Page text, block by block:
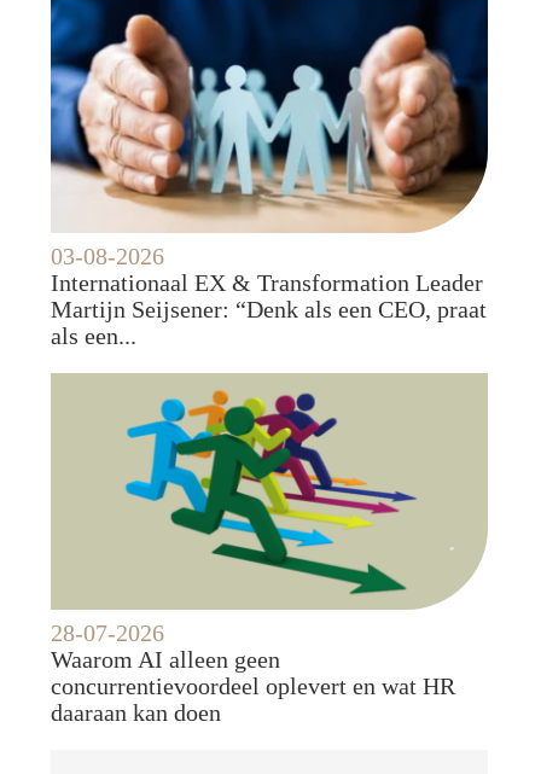
03-08-2026
Internationaal EX & Transformation Leader
Martijn Seijsener: “Denk als een CEO, praat
als een...
28-07-2026
Waarom AI alleen geen
concurrentievoordeel oplevert en wat HR
daaraan kan doen